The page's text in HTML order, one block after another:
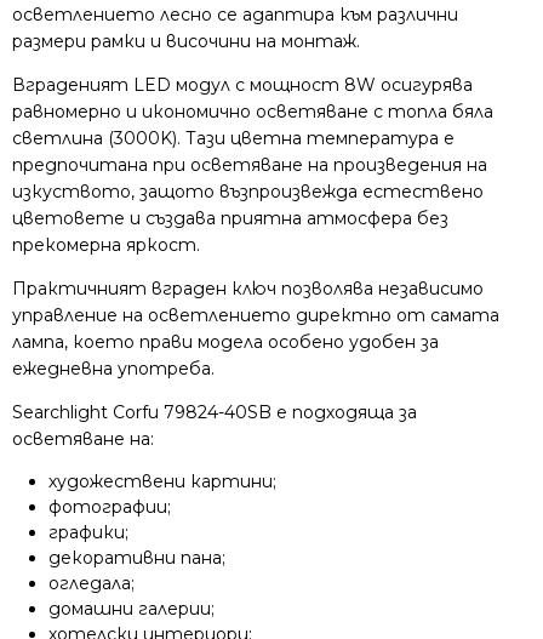
осветлението лесно се адаптира към различни
размери рамки и височини на монтаж.
Вграденият LED модул с мощност 8W осигурява
равномерно и икономично осветяване с топла бяла
светлина (3000K). Тази цветна температура е
предпочитана при осветяване на произведения на
изкуството, защото възпроизвежда естествено
цветовете и създава приятна атмосфера без
прекомерна яркост.
Практичният вграден ключ позволява независимо
управление на осветлението директно от самата
лампа, което прави модела особено удобен за
ежедневна употреба.
Searchlight Corfu 79824-40SB е подходяща за
осветяване на:
художествени картини;
фотографии;
графики;
декоративни пана;
огледала;
домашни галерии;
хотелски интериори;